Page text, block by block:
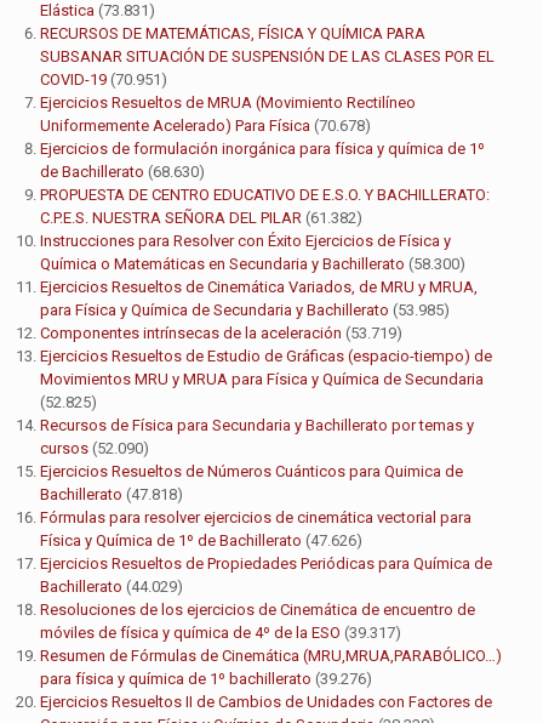
Elástica (73.831)
RECURSOS DE MATEMÁTICAS, FÍSICA Y QUÍMICA PARA
SUBSANAR SITUACIÓN DE SUSPENSIÓN DE LAS CLASES POR EL
COVID-19 (70.951)
Ejercicios Resueltos de MRUA (Movimiento Rectilíneo
Uniformemente Acelerado) Para Física (70.678)
Ejercicios de formulación inorgánica para física y química de 1º
de Bachillerato (68.630)
PROPUESTA DE CENTRO EDUCATIVO DE E.S.O. Y BACHILLERATO:
C.P.E.S. NUESTRA SEÑORA DEL PILAR (61.382)
Instrucciones para Resolver con Éxito Ejercicios de Física y
Química o Matemáticas en Secundaria y Bachillerato (58.300)
Ejercicios Resueltos de Cinemática Variados, de MRU y MRUA,
para Física y Química de Secundaria y Bachillerato (53.985)
Componentes intrínsecas de la aceleración (53.719)
Ejercicios Resueltos de Estudio de Gráficas (espacio-tiempo) de
Movimientos MRU y MRUA para Física y Química de Secundaria
(52.825)
Recursos de Física para Secundaria y Bachillerato por temas y
cursos (52.090)
Ejercicios Resueltos de Números Cuánticos para Quimica de
Bachillerato (47.818)
Fórmulas para resolver ejercicios de cinemática vectorial para
Física y Química de 1º de Bachillerato (47.626)
Ejercicios Resueltos de Propiedades Periódicas para Química de
Bachillerato (44.029)
Resoluciones de los ejercicios de Cinemática de encuentro de
móviles de física y química de 4º de la ESO (39.317)
Resumen de Fórmulas de Cinemática (MRU,MRUA,PARABÓLICO…)
para física y química de 1º bachillerato (39.276)
Ejercicios Resueltos II de Cambios de Unidades con Factores de